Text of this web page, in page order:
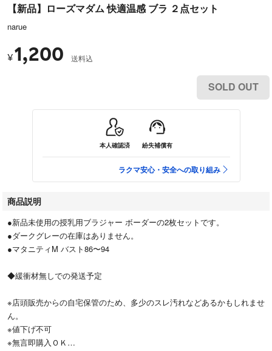
【新品】ローズマダム 快適温感 ブラ ２点セット
narue
¥1,200 送料込
SOLD OUT
本人確認済 紛失補償有
ラクマ安心・安全への取り組み
商品説明
●新品未使用の授乳用ブラジャー ボーダーの2枚セットです。
●ダークグレーの在庫はありません。
●マタニティM バスト86〜94
◆緩衝材無しでの発送予定
※店頭販売からの自宅保管のため、多少のスレ汚れなどあるかもしれませ
ん。
※値下げ不可
※無言即購入ＯＫ